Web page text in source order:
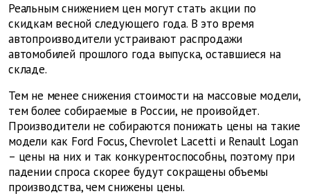
Реальным снижением цен могут стать акции по
скидкам весной следующего года. В это время
автопроизводители устраивают распродажи
автомобилей прошлого года выпуска, оставшиеся на
складе.
Тем не менее снижения стоимости на массовые модели,
тем более собираемые в России, не произойдет.
Производители не собираются понижать цены на такие
модели как Ford Focus, Chevrolet Lacetti и Renault Logan
– цены на них и так конкурентоспособны, поэтому при
падении спроса скорее будут сокращены объемы
производства, чем снижены цены.